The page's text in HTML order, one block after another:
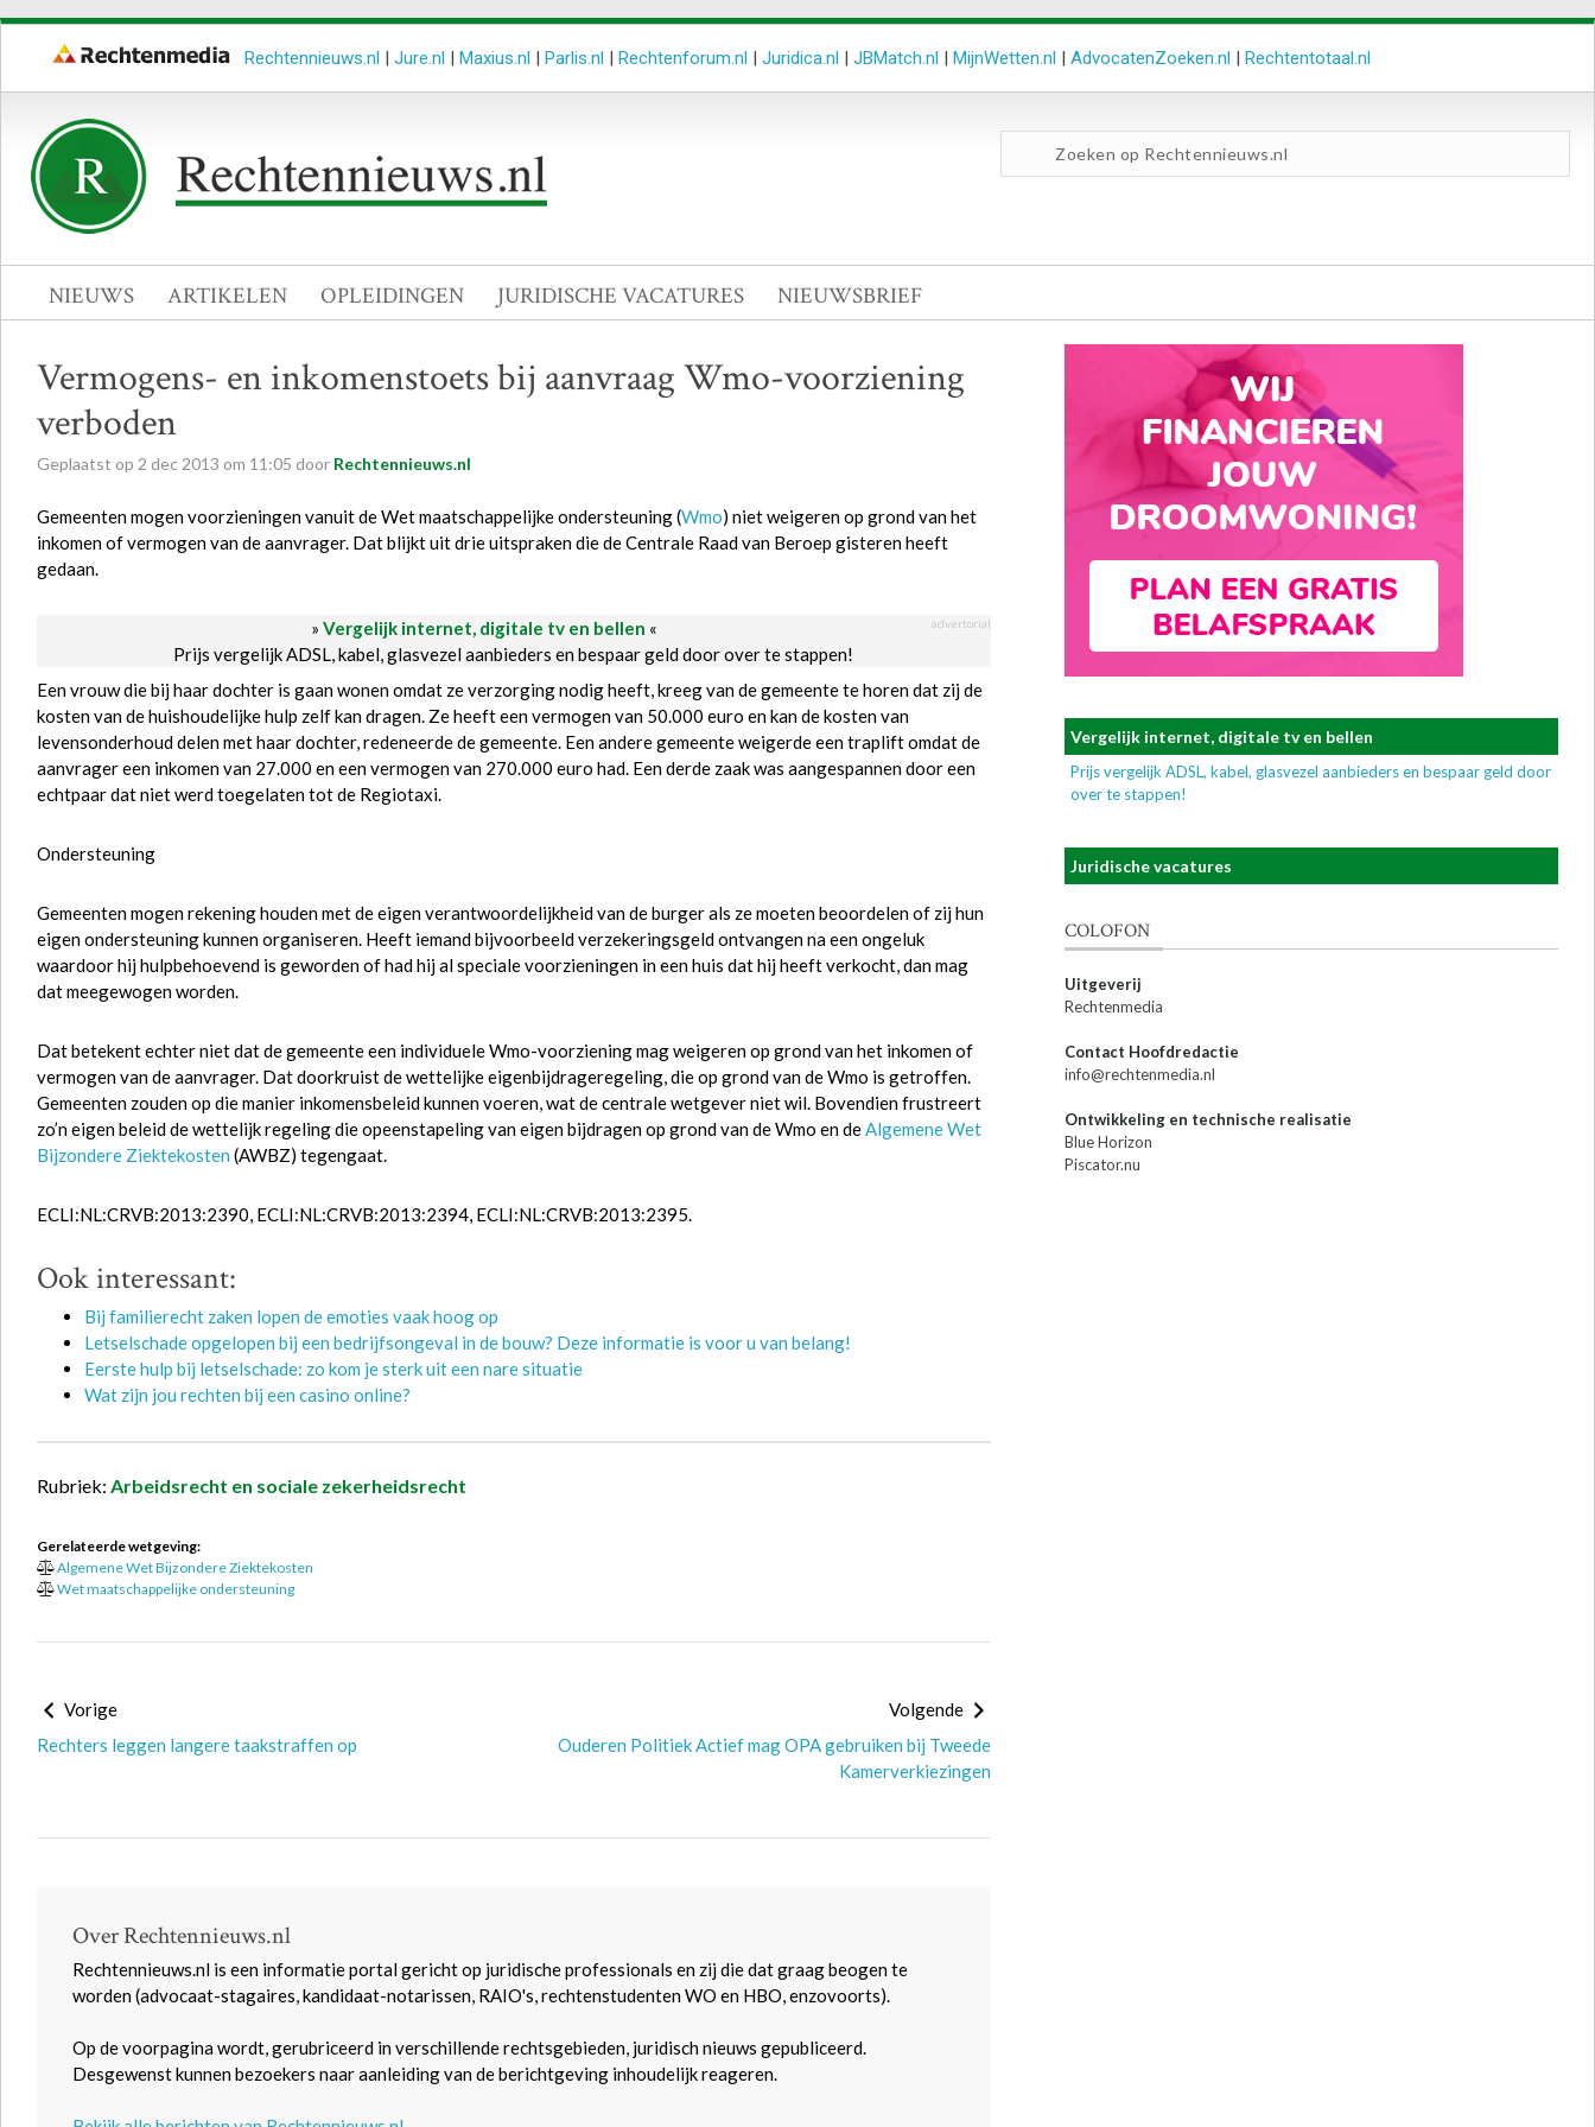
Rechtennieuws.nl | Jure.nl | Maxius.nl | Parlis.nl | Rechtenforum.nl | Juridica.nl | JBMatch.nl | MijnWetten.nl | AdvocatenZoeken.nl | Rechtentotaal.nl
NIEUWS ARTIKELEN OPLEIDINGEN JURIDISCHE VACATURES NIEUWSBRIEF
Vermogens- en inkomenstoets bij aanvraag Wmo-voorziening
verboden
Geplaatst op 2 dec 2013 om 11:05 door Rechtennieuws.nl
Gemeenten mogen voorzieningen vanuit de Wet maatschappelijke ondersteuning (Wmo) niet weigeren op grond van het
inkomen of vermogen van de aanvrager. Dat blijkt uit drie uitspraken die de Centrale Raad van Beroep gisteren heeft
gedaan.
» Vergelijk internet, digitale tv en bellen « advertorial
Prijs vergelijk ADSL, kabel, glasvezel aanbieders en bespaar geld door over te stappen!
Een vrouw die bij haar dochter is gaan wonen omdat ze verzorging nodig heeft, kreeg van de gemeente te horen dat zij de
kosten van de huishoudelijke hulp zelf kan dragen. Ze heeft een vermogen van 50.000 euro en kan de kosten van
levensonderhoud delen met haar dochter, redeneerde de gemeente. Een andere gemeente weigerde een traplift omdat de
aanvrager een inkomen van 27.000 en een vermogen van 270.000 euro had. Een derde zaak was aangespannen door een
echtpaar dat niet werd toegelaten tot de Regiotaxi.
Ondersteuning
Gemeenten mogen rekening houden met de eigen verantwoordelijkheid van de burger als ze moeten beoordelen of zij hun
eigen ondersteuning kunnen organiseren. Heeft iemand bijvoorbeeld verzekeringsgeld ontvangen na een ongeluk
waardoor hij hulpbehoevend is geworden of had hij al speciale voorzieningen in een huis dat hij heeft verkocht, dan mag
dat meegewogen worden.
Dat betekent echter niet dat de gemeente een individuele Wmo-voorziening mag weigeren op grond van het inkomen of
vermogen van de aanvrager. Dat doorkruist de wettelijke eigenbijdrageregeling, die op grond van de Wmo is getroffen.
Gemeenten zouden op die manier inkomensbeleid kunnen voeren, wat de centrale wetgever niet wil. Bovendien frustreert
zo’n eigen beleid de wettelijk regeling die opeenstapeling van eigen bijdragen op grond van de Wmo en deAlgemene Wet
Bijzondere Ziektekosten (AWBZ) tegengaat.
ECLI:NL:CRVB:2013:2390, ECLI:NL:CRVB:2013:2394, ECLI:NL:CRVB:2013:2395.
Ook interessant:
Bij familierecht zaken lopen de emoties vaak hoog op
Letselschade opgelopen bij een bedrijfsongeval in de bouw? Deze informatie is voor u van belang!
Eerste hulp bij letselschade: zo kom je sterk uit een nare situatie
Wat zijn jou rechten bij een casino online?
Rubriek: Arbeidsrecht en sociale zekerheidsrecht
Gerelateerde wetgeving:
Algemene Wet Bijzondere Ziektekosten
Wet maatschappelijke ondersteuning
Vorige
Rechters leggen langere taakstraffen op
Volgende
Ouderen Politiek Actief mag OPA gebruiken bij Tweede
Kamerverkiezingen
Over Rechtennieuws.nl
Rechtennieuws.nl is een informatie portal gericht op juridische professionals en zij die dat graag beogen te
worden (advocaat-stagaires, kandidaat-notarissen, RAIO's, rechtenstudenten WO en HBO, enzovoorts).
Op de voorpagina wordt, gerubriceerd in verschillende rechtsgebieden, juridisch nieuws gepubliceerd.
Desgewenst kunnen bezoekers naar aanleiding van de berichtgeving inhoudelijk reageren.
Vergelijk internet, digitale tv en bellen
Prijs vergelijk ADSL, kabel, glasvezel aanbieders en bespaar geld door
over te stappen!
Juridische vacatures
COLOFON
Uitgeverij
Rechtenmedia
Contact Hoofdredactie
info@rechtenmedia.nl
Ontwikkeling en technische realisatie
Blue Horizon
Piscator.nu